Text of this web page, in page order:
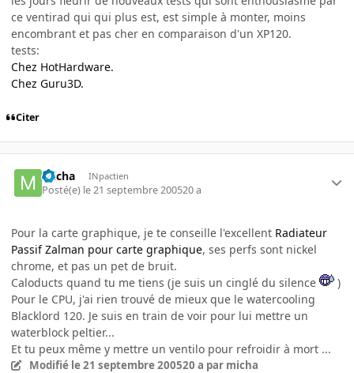
ce ventirad qui qui plus est, est simple à monter, moins
encombrant et pas cher en comparaison d'un XP120.
tests:
Chez HotHardware.
Chez Guru3D.
Citer
micha INpactien
Posté(e) le 21 septembre 200520 a
Pour la carte graphique, je te conseille l'excellent Radiateur
Passif Zalman pour carte graphique, ses perfs sont nickel
chrome, et pas un pet de bruit.
Caloducts quand tu me tiens (je suis un cinglé du silence
)
Pour le CPU, j'ai rien trouvé de mieux que le watercooling
Blacklord 120. Je suis en train de voir pour lui mettre un
waterblock peltier...
Et tu peux même y mettre un ventilo pour refroidir à mort ...
Modifié le 21 septembre 200520 a par micha